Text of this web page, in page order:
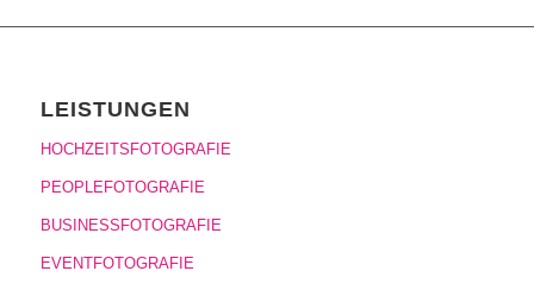
LEISTUNGEN
HOCHZEITSFOTOGRAFIE
PEOPLEFOTOGRAFIE
BUSINESSFOTOGRAFIE
EVENTFOTOGRAFIE